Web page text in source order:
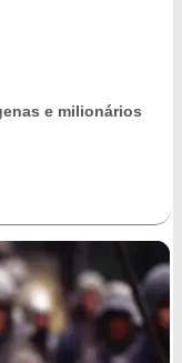
e milionários